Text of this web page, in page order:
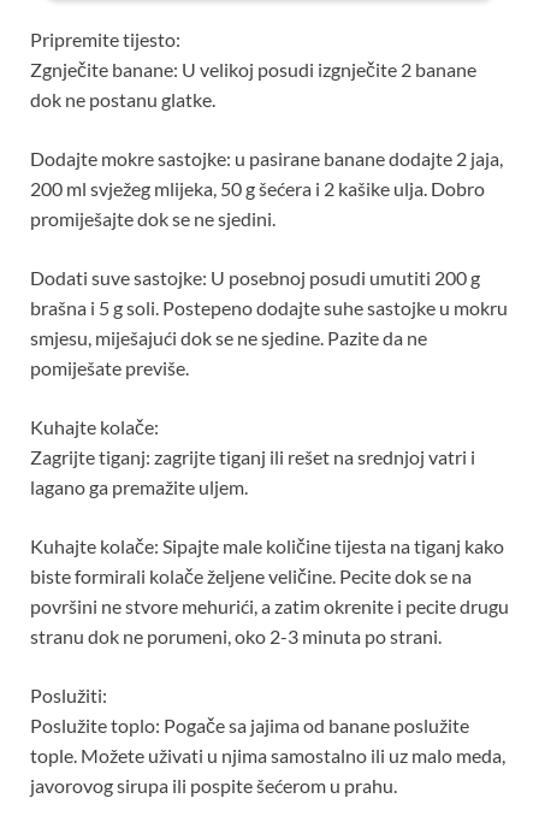
Pripremite tijesto:
Zgnječite banane: U velikoj posudi izgnječite 2 banane
dok ne postanu glatke.
Dodajte mokre sastojke: u pasirane banane dodajte 2 jaja,
200 ml svježeg mlijeka, 50 g šećera i 2 kašike ulja. Dobro
promiješajte dok se ne sjedini.
Dodati suve sastojke: U posebnoj posudi umutiti 200 g
brašna i 5 g soli. Postepeno dodajte suhe sastojke u mokru
smjesu, miješajući dok se ne sjedine. Pazite da ne
pomiješate previše.
Kuhajte kolače:
Zagrijte tiganj: zagrijte tiganj ili rešet na srednjoj vatri i
lagano ga premažite uljem.
Kuhajte kolače: Sipajte male količine tijesta na tiganj kako
biste formirali kolače željene veličine. Pecite dok se na
površini ne stvore mehurići, a zatim okrenite i pecite drugu
stranu dok ne porumeni, oko 2-3 minuta po strani.
Poslužiti:
Poslužite toplo: Pogače sa jajima od banane poslužite
tople. Možete uživati ​​u njima samostalno ili uz malo meda,
javorovog sirupa ili pospite šećerom u prahu.